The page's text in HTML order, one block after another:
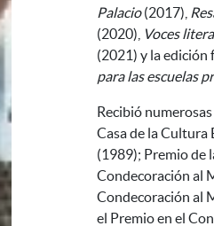
Palacio(2017),
(2020), Voces
(2021) y la edición
para las escuelas
Recibió
Casa de la Cultura
(1989); Premio de
Condecoración al
Condecoración al
el Premio en el